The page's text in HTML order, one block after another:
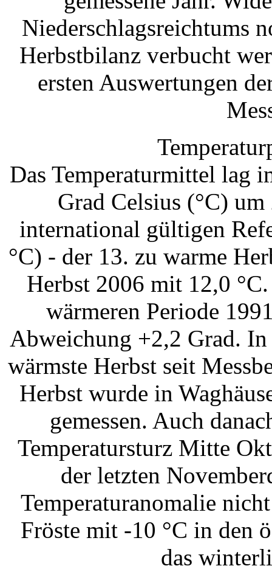
Niederschlagsreichtums
Herbstbilanz verbucht
ersten Auswertungen
Das Temperaturmittel lag
Grad Celsius (°C)
international gültigen
°C) - der 13. zu warme
Herbst 2006 mit 12,0
wärmeren Periode
Abweichung +2,2 Grad. In
wärmste Herbst seit
Herbst wurde in
gemessen. Auch
Temperatursturz Mitte
der letzten
Temperaturanomalie
Fröste mit -10 °C in den
das